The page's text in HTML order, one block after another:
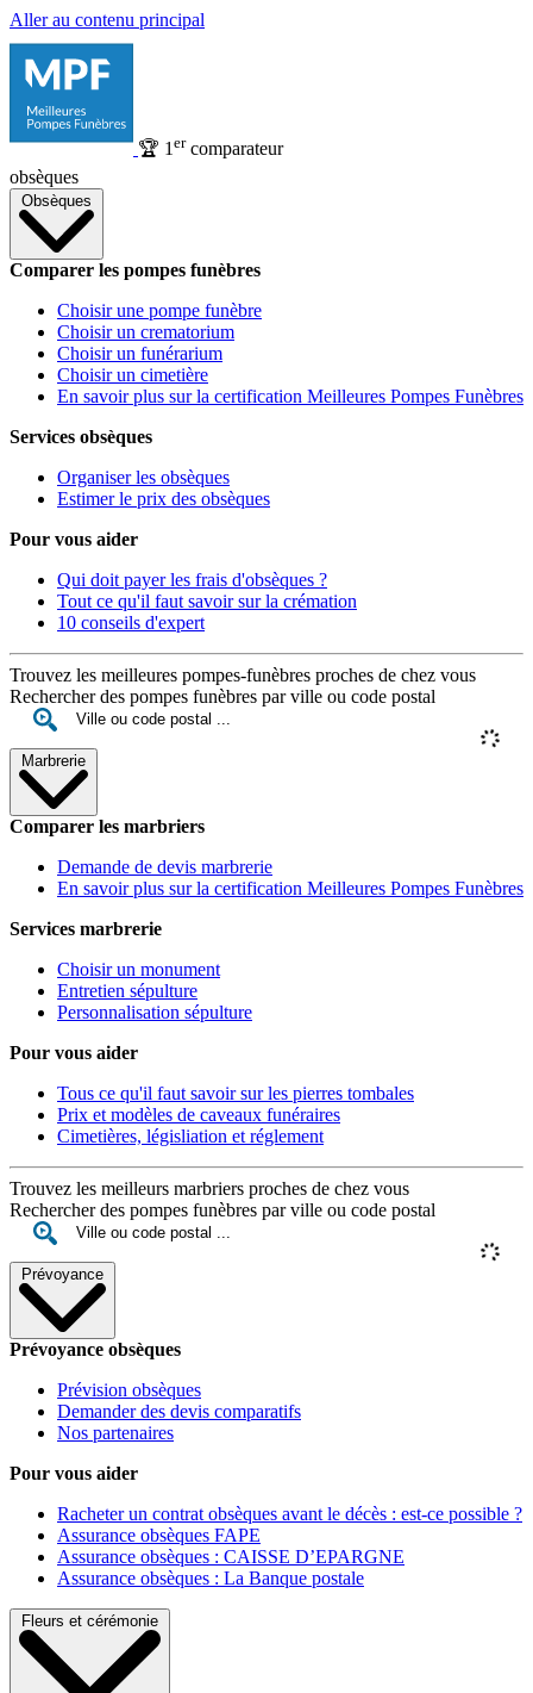
Aller au contenu principal
🏆 1 ercomparateur
obsèques
Obsèques
Comparer les pompes funèbres
Choisir une pompe funèbre
Choisir un crematorium
Choisir un funérarium
Choisir un cimetière
En savoir plus sur la certification Meilleures Pompes Funèbres
Services obsèques
Organiser les obsèques
Estimer le prix des obsèques
Pour vous aider
Qui doit payer les frais d'obsèques ?
Tout ce qu'il faut savoir sur la crémation
10 conseils d'expert
Trouvez les meilleures pompes-funèbres proches de chez vous
Rechercher des pompes funèbres par ville ou code postal
Marbrerie
Comparer les marbriers
Demande de devis marbrerie
En savoir plus sur la certification Meilleures Pompes Funèbres
Services marbrerie
Choisir un monument
Entretien sépulture
Personnalisation sépulture
Pour vous aider
Tous ce qu'il faut savoir sur les pierres tombales
Prix et modèles de caveaux funéraires
Cimetières, législiation et réglement
Trouvez les meilleurs marbriers proches de chez vous
Rechercher des pompes funèbres par ville ou code postal
Prévoyance
Prévoyance obsèques
Prévision obsèques
Demander des devis comparatifs
Nos partenaires
Pour vous aider
Racheter un contrat obsèques avant le décès : est-ce possible ?
Assurance obsèques FAPE
Assurance obsèques : CAISSE D’EPARGNE
Assurance obsèques : La Banque postale
Fleurs et cérémonie